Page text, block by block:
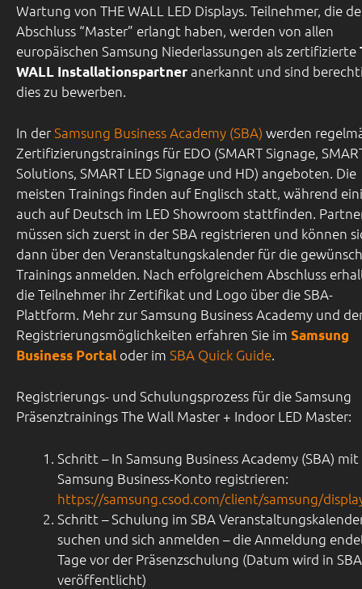
Wartung von THE WALL LED Displays. Teilnehmer, die
Abschluss “Master” erlangt haben, werden von allen
europäischen Samsung Niederlassungen als zertifizierte
WALL Installationspartneranerkannt und sind
dies zu bewerben.
In derSamsung Business Academy (SBA) werden
Zertifizierungstrainings für EDO (SMART Signage,
Solutions, SMART LED Signage und HD) angeboten. Die
meisten Trainings finden auf Englisch statt, während
auch auf Deutsch im LED Showroom stattfinden.
müssen sich zuerst in der SBA registrieren und können
dann über den Veranstaltungskalender für die
Trainings anmelden. Nach erfolgreichem Abschluss
die Teilnehmer ihr Zertifikat und Logo über die SBA-
Plattform. Mehr zur Samsung Business Academy und
Registrierungsmöglichkeiten erfahren Sie im Samsung
Business Portal oder im SBA Quick Guide.
Registrierungs- und Schulungsprozess für die Samsung
Präsenztrainings The Wall Master + Indoor LED Master:
Schritt – In Samsung Business Academy (SBA) mit
Samsung Business-Konto registrieren:
https://samsung.csod.com/client/samsung/
Schritt – Schulung im SBA
suchen und sich anmelden – die Anmeldung
Tage vor der Präsenzschulung (Datum wird in SBA
veröffentlicht)